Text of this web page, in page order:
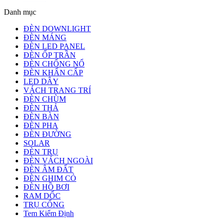
Danh mục
ĐÈN DOWNLIGHT
ĐÈN MÁNG
ĐÈN LED PANEL
ĐÈN ỐP TRẦN
ĐÈN CHỐNG NỔ
ĐÈN KHẨN CẤP
LED DÂY
VÁCH TRANG TRÍ
ĐÈN CHÙM
ĐÈN THẢ
ĐÈN BÀN
ĐÈN PHA
ĐÈN ĐƯỜNG
SOLAR
ĐÈN TRỤ
ĐÈN VÁCH NGOÀI
ĐÈN ÂM ĐẤT
ĐÈN GHIM CỎ
ĐÈN HỒ BƠI
RAM DỐC
TRỤ CỔNG
Tem Kiểm Định